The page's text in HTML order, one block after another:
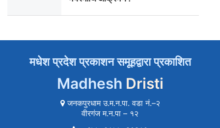
मधेश प्रदेश प्रकाशन समूहद्वारा प्रकाशित
Madhesh Dristi
जनकपुरधाम उ.म.न.पा. वडा नं.–२
वीरगंज म.न.पा – १२